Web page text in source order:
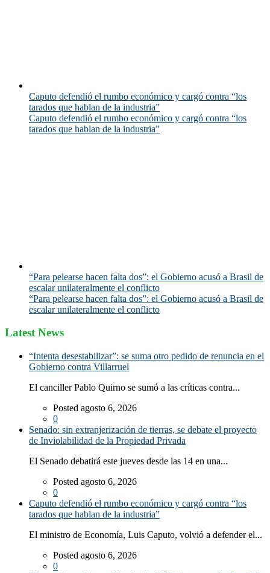
Caputo defendió el rumbo económico y cargó contra “los
tarados que hablan de la industria”
Caputo defendió el rumbo económico y cargó contra “los
tarados que hablan de la industria”
“Para pelearse hacen falta dos”: el Gobierno acusó a Brasil de
escalar unilateralmente el conflicto
“Para pelearse hacen falta dos”: el Gobierno acusó a Brasil de
escalar unilateralmente el conflicto
Latest News
“Intenta desestabilizar”: se suma otro pedido de renuncia en el
Gobierno contra Villarruel
El canciller Pablo Quirno se sumó a las críticas contra...
Posted agosto 6, 2026
0
Senado: sin extranjerización de tierras, se debate el proyecto
de Inviolabilidad de la Propiedad Privada
El Senado debatirá este jueves desde las 14 en una...
Posted agosto 6, 2026
0
Caputo defendió el rumbo económico y cargó contra “los
tarados que hablan de la industria”
El ministro de Economía, Luis Caputo, volvió a defender el...
Posted agosto 6, 2026
0